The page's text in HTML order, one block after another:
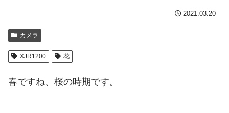
2021.03.20
カメラ
XJR1200 花
春ですね、桜の時期です。